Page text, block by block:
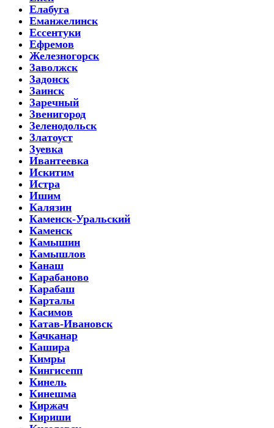
Елабуга
Еманжелинск
Ессентуки
Ефремов
Железногорск
Заволжск
Задонск
Заинск
Заречный
Звенигород
Зеленодольск
Златоуст
Зуевка
Ивантеевка
Искитим
Истра
Ишим
Калязин
Каменск-Уральский
Каменск
Камышин
Камышлов
Канаш
Карабаново
Карабаш
Карталы
Касимов
Катав-Ивановск
Качканар
Кашира
Кимры
Кингисепп
Кинель
Кинешма
Киржач
Кириши